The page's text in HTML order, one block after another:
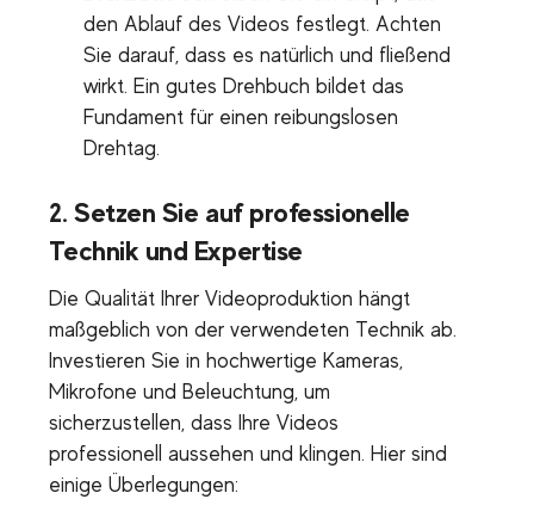
den Ablauf des Videos festlegt. Achten
Sie darauf, dass es natürlich und fließend
wirkt. Ein gutes Drehbuch bildet das
Fundament für einen reibungslosen
Drehtag.
2.Setzen Sie auf professionelle
Technik und Expertise
Die Qualität Ihrer Videoproduktion hängt
maßgeblich von der verwendeten Technik ab.
Investieren Sie in hochwertige Kameras,
Mikrofone und Beleuchtung, um
sicherzustellen, dass Ihre Videos
professionell aussehen und klingen. Hier sind
einige Überlegungen: